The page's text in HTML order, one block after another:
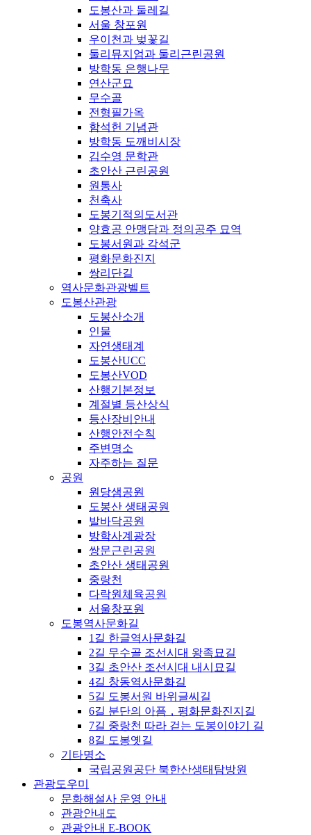
도봉산과 둘레길
서울 창포원
우이천과 벚꽃길
둘리뮤지엄과 둘리근린공원
방학동 은행나무
연산군묘
무수골
전형필가옥
함석헌 기념관
방학동 도깨비시장
김수영 문학관
초안산 근린공원
원통사
천축사
도봉기적의도서관
양효공 안맹담과 정의공주 묘역
도봉서원과 각석군
평화문화진지
쌍리단길
역사문화관광벨트
도봉산관광
도봉산소개
인물
자연생태계
도봉산UCC
도봉산VOD
산행기본정보
계절별 등산상식
등산장비안내
산행안전수칙
주변명소
자주하는 질문
공원
원당샘공원
도봉산 생태공원
발바닥공원
방학사계광장
쌍문근린공원
초안산 생태공원
중랑천
다락원체육공원
서울창포원
도봉역사문화길
1길 한글역사문화길
2길 무수골 조선시대 왕족묘길
3길 초안산 조선시대 내시묘길
4길 창동역사문화길
5길 도봉서원 바위글씨길
6길 분단의 아픔，평화문화진지길
7길 중랑천 따라 걷는 도봉이야기 길
8길 도봉옛길
기타명소
국립공원공단 북한산생태탐방원
관광도우미
문화해설사 운영 안내
관광안내도
관광안내 E-BOOK